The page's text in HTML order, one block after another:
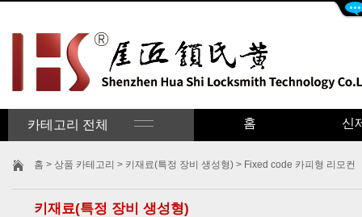
카테고리 전체 홈 신
홈 > 상품 카테고리 > 키재료(특정 장비 생성형) > Fixed code 카피형 리모컨
키재료(특정 장비 생성형)